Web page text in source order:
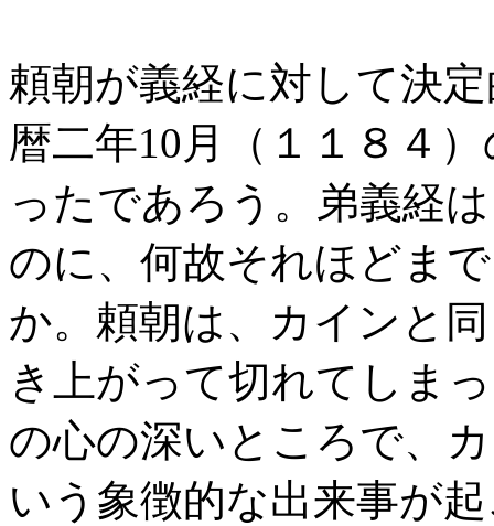
頼朝が義経に対して決
暦二年10月（１１８４
ったであろう。弟義経
のに、何故それほどま
か。頼朝は、カインと
き上がって切れてしま
の心の深いところで、
いう象徴的な出来事が